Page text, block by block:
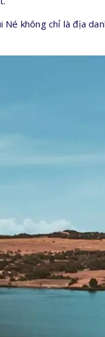
không chỉ là địa